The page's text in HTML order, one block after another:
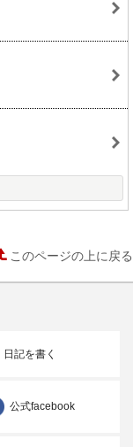
このページの上に戻る
日記を書く
公式facebook